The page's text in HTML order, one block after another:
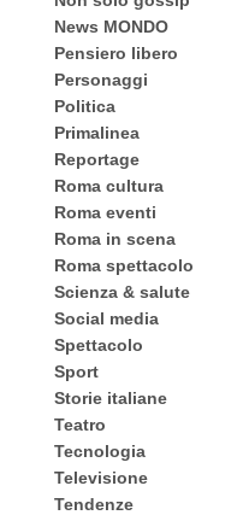
News MONDO
Pensiero libero
Personaggi
Politica
Primalinea
Reportage
Roma cultura
Roma eventi
Roma in scena
Roma spettacolo
Scienza & salute
Social media
Spettacolo
Sport
Storie italiane
Teatro
Tecnologia
Televisione
Tendenze